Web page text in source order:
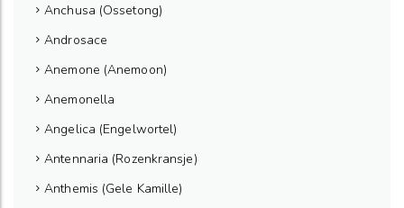
Anchusa (Ossetong)
Androsace
Anemone (Anemoon)
Anemonella
Angelica (Engelwortel)
Antennaria (Rozenkransje)
Anthemis (Gele Kamille)